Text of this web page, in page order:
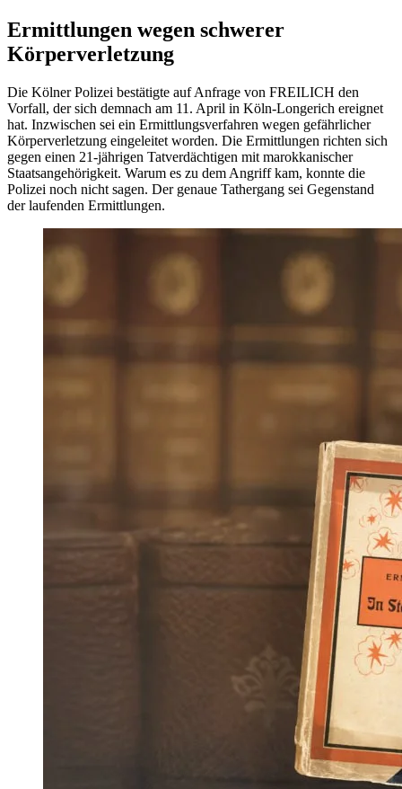
Ermittlungen wegen schwerer
Körperverletzung
Die Kölner Polizei bestätigte auf Anfrage von FREILICH den
Vorfall, der sich demnach am 11. April in Köln-Longerich ereignet
hat. Inzwischen sei ein Ermittlungsverfahren wegen gefährlicher
Körperverletzung eingeleitet worden. Die Ermittlungen richten sich
gegen einen 21-jährigen Tatverdächtigen mit marokkanischer
Staatsangehörigkeit. Warum es zu dem Angriff kam, konnte die
Polizei noch nicht sagen. Der genaue Tathergang sei Gegenstand
der laufenden Ermittlungen.